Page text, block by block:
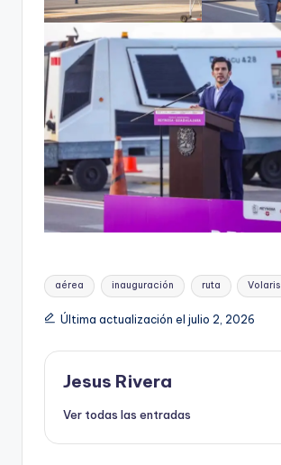
Etiquetas:
aérea inauguración ruta Volaris
Última actualización el julio 2, 2026
Jesus Rivera
Ver todas las entradas